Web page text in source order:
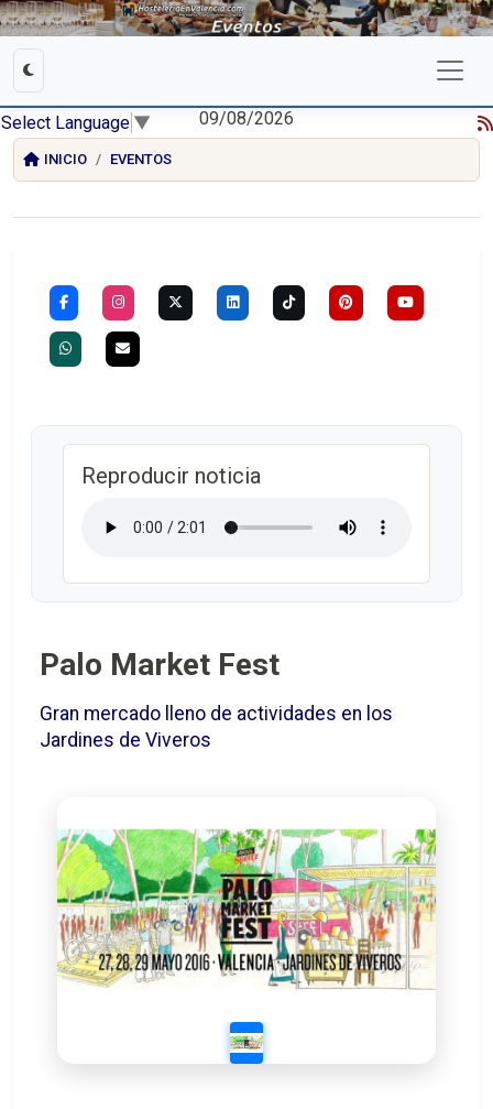
Select Language ▼ 09/08/2026
INICIO EVENTOS
Reproducir noticia
Palo Market Fest
Gran mercado lleno de actividades en los
Jardines de Viveros